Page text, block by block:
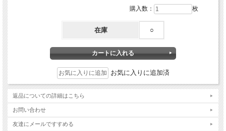
購入数： 枚
在庫 ○
お気に入りに追加済
返品についての詳細はこちら
お問い合わせ
友達にメールですすめる